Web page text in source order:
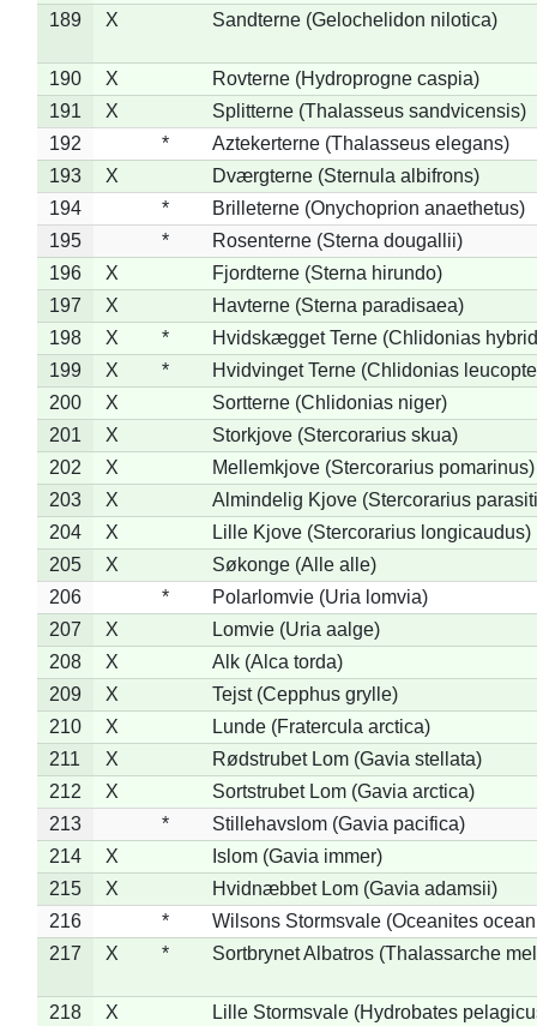
189
X Sandterne (Gelochelidon nilotica)
190 X
Rovterne (Hydroprogne caspia)
191
X
Splitterne (Thalasseus sandvicensis)
192
*
Aztekerterne (Thalasseus elegans)
193
X
Dværgterne (Sternula albifrons)
194
*
Brilleterne (Onychoprion anaethetus)
195
*
Rosenterne (Sterna dougallii)
196
X
Fjordterne (Sterna hirundo)
197
X
Havterne (Sterna paradisaea)
198
X *
Hvidskægget Terne (Chlidonias
199
X *
Hvidvinget Terne (Chlidonias
200
X
Sortterne (Chlidonias niger)
201
X
Storkjove (Stercorarius skua)
202
X
Mellemkjove (Stercorarius pomarinus)
203
X
Almindelig Kjove (Stercorarius
204
X
Lille Kjove (Stercorarius longicaudus)
205
X
Søkonge (Alle alle)
206
*
Polarlomvie (Uria lomvia)
207
X
Lomvie (Uria aalge)
208
X
Alk (Alca torda)
209
X
Tejst (Cepphus grylle)
210
X
Lunde (Fratercula arctica)
211
X
Rødstrubet Lom (Gavia stellata)
212
X
Sortstrubet Lom (Gavia arctica)
213
*
Stillehavslom (Gavia pacifica)
214
X
Islom (Gavia immer)
215
X
Hvidnæbbet Lom (Gavia adamsii)
216
*
Wilsons Stormsvale (Oceanites
217
X * Sortbrynet Albatros (Thalassarche
218 X Lille Stormsvale (Hydrobates